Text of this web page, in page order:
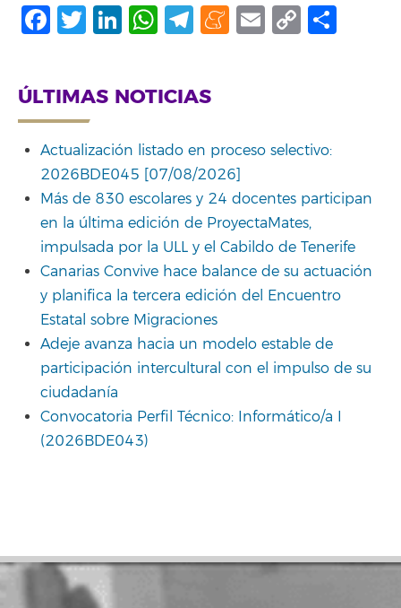
Facebook
Twitter
LinkedIn
WhatsApp
Telegram
Meneame
Email
Copy
ÚLTIMAS NOTICIAS
Actualización listado en proceso selectivo:
2026BDE045 [07/08/2026]
Más de 830 escolares y 24 docentes participan
en la última edición de ProyectaMates,
impulsada por la ULL y el Cabildo de Tenerife
Canarias Convive hace balance de su actuación
y planifica la tercera edición del Encuentro
Estatal sobre Migraciones
Adeje avanza hacia un modelo estable de
participación intercultural con el impulso de su
ciudadanía
Convocatoria Perfil Técnico: Informático/a I
(2026BDE043)